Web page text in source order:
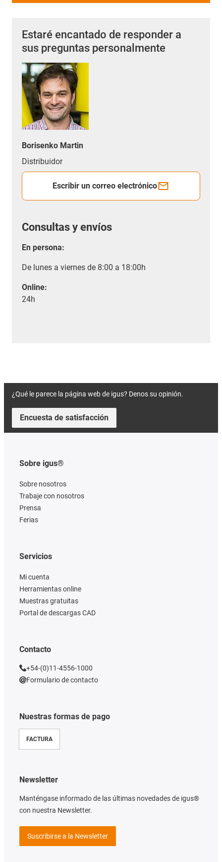
Estaré encantado de responder a
sus preguntas personalmente
Borisenko Martin
Distribuidor
Escribir un correo electrónico
Consultas y envíos
En persona:
De lunes a viernes de 8:00 a 18:00h
Online:
24h
¿Qué le parece la página web de igus? Denos su opinión.
Encuesta de satisfacción
Sobre igus®
Sobre nosotros
Trabaje con nosotros
Prensa
Ferias
Nuestras formas de pago
FACTURA
Servicios
Mi cuenta
Herramientas online
Muestras gratuitas
Portal de descargas CAD
Contacto
+54-(0)11-4556-1000
Formulario de contacto
Newsletter
Manténgase informado de las últimas novedades de igus®
con nuestra Newsletter.
Suscribirse a la Newsletter